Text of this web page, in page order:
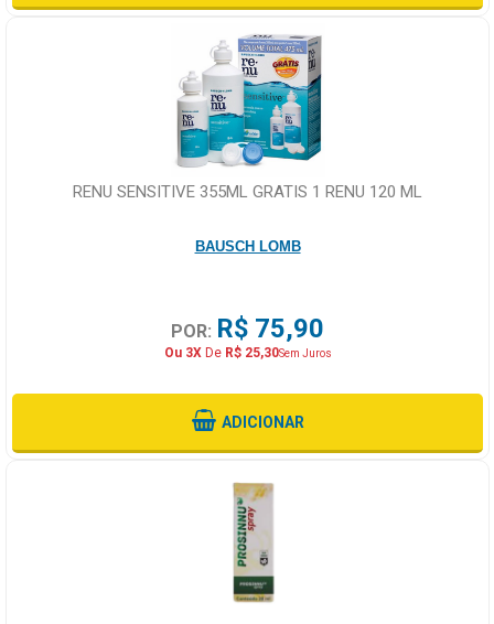
RENU SENSITIVE 355ML GRATIS 1 RENU 120 ML
BAUSCH LOMB
POR: R$ 75,90
Ou 3XDe R$ 25,30Sem Juros
ADICIONAR